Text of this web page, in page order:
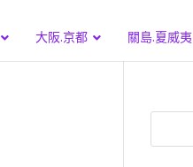
大阪.京都 關島.夏威夷